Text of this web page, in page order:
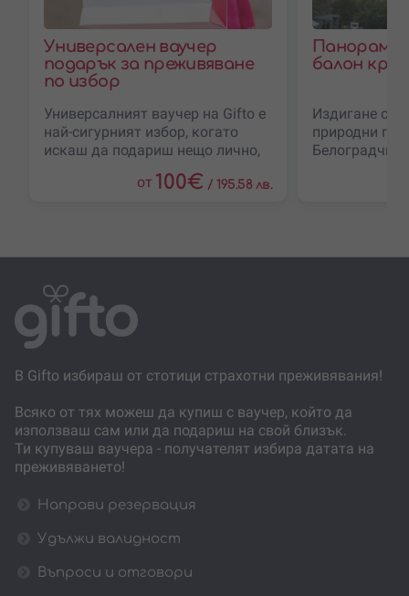
Универсален ваучер
подарък за преживяване
по избор
Универсалният ваучер на Gifto е
най-сигурният избор, когато
искаш да подариш нещо лично,
преживяване ще зарадва
от 100€ / 195.58 лв.
балон
Издигане с
природни
В Gifto избираш от стотици страхотни преживявания!
Всяко от тях можеш да купиш с ваучер, който да
използваш сам или да подариш на свой близък.
Ти купуваш ваучера - получателят избира датата на
преживяването!
Направи резервация
Удължи валидност
Въпроси и отговори